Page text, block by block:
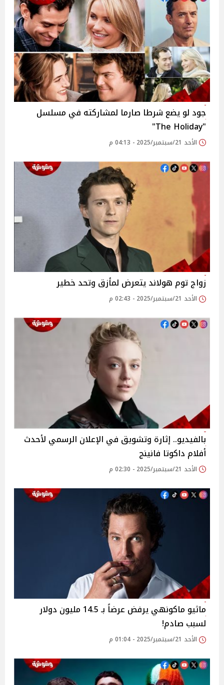
جود لو يضع شرطا صارما لمشاركته في مسلسل
"The Holiday"
الأحد 21/سبتمبر/2025 - 04:13 م
زواج توم هولاند يتعرض لمأزق وتحد خطير
الأحد 21/سبتمبر/2025 - 02:43 م
بالفيديو.. إثارة وتشويق في الإعلان الرسمي لأحدث
أفلام داكوتا فانينج
الأحد 21/سبتمبر/2025 - 02:30 م
ماثيو ماكونهي يرفض عرضاً بـ 14.5 مليون دولار
لسبب صادم!
الأحد 21/سبتمبر/2025 - 01:04 م